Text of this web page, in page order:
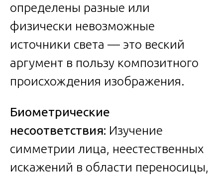
определены разные или
физически невозможные
источники света — это веский
аргумент в пользу композитного
происхождения изображения.
Биометрические
несоответствия: Изучение
симметрии лица, неестественных
искажений в области переносицы,